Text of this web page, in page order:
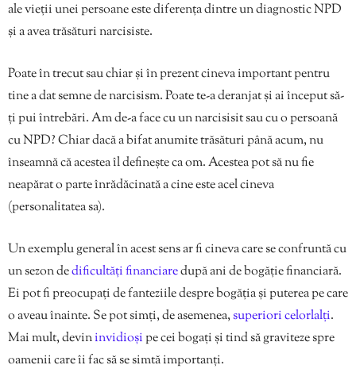
ale vieții unei persoane este diferența dintre un diagnostic NPD
și a avea trăsături narcisiste.
Poate în trecut sau chiar și în prezent cineva important pentru
tine a dat semne de narcisism. Poate te-a deranjat și ai început să-
ți pui întrebări. Am de-a face cu un narcisisit sau cu o persoană
cu NPD? Chiar dacă a bifat anumite trăsături până acum, nu
înseamnă că acestea îl definește ca om. Acestea pot să nu fie
neapărat o parte înrădăcinată a cine este acel cineva
(personalitatea sa).
Un exemplu general în acest sens ar fi cineva care se confruntă cu
un sezon dedificultăți financiaredupă ani de bogăție financiară.
Ei pot fi preocupați de fanteziile despre bogăția și puterea pe care
o aveau înainte. Se pot simți, de asemenea,superiori celorlalți.
Mai mult, devininvidioșipe cei bogați și tind să graviteze spre
oamenii care îi fac să se simtă importanți.